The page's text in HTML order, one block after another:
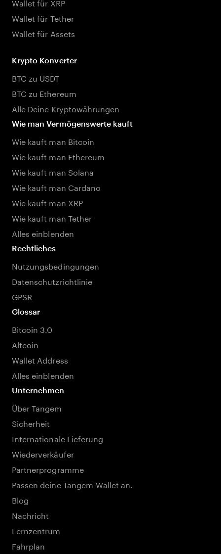
Wallet für Tether
Wallet für Assets
Krypto Konverter
BTC zu USDT
BTC zu Ethereum
Alle Deine Kryptowährungen
Wie man Vermögenswerte kauft
Wie kauft man Bitcoin
Wie kauft man Ethereum
Wie kauft man Solana
Wie kauft man Cardano
Wie kauft man XRP
Wie kauft man Tether
Alles einblenden
Rechtliches
Nutzungsbedingungen
Datenschutzrichtlinie
GPSR
Glossar
Bitcoin 3.0
Altcoin
Wallet Address
Alles einblenden
Unternehmen
Über Tangem
Sicherheit
Internationale Lieferung
Wiederverkäufer
Partnerprogramme
Passen deine Tangem-Wallet an.
Blog
Nachricht
Lernzentrum
Fahrplan